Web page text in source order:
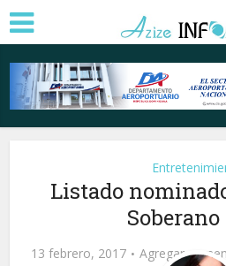
Listado
Soberano
13 febrero, 2017 Agregar